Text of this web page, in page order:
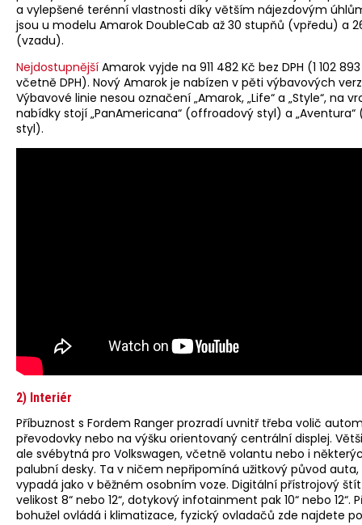
a vylepšené terénní vlastnosti díky větším nájezdovým
jsou u modelu Amarok DoubleCab až 30 stupňů (vpředu) a
(vzadu).
Nejdostupnější Amarok vyjde na 911 482 Kč bez DPH (1 102
včetně DPH). Nový Amarok je nabízen v pěti výbavových
Výbavové linie nesou označení „Amarok, „Life“ a „Style“, na
nabídky stojí „PanAmericana“ (offroadový styl) a „Aventura“
styl).
2) Interiér
Příbuznost s Fordem Ranger prozradí uvnitř třeba volič
převodovky nebo na výšku orientovaný centrální displej.
ale svébytná pro Volkswagen, včetně volantu nebo i
palubní desky. Ta v ničem nepřipomíná užitkový původ auta,
vypadá jako v běžném osobním voze. Digitální přístrojový
velikost 8“ nebo 12“, dotykový infotainment pak 10“ nebo 12“.
bohužel ovládá i klimatizace, fyzický ovladačů zde najdete